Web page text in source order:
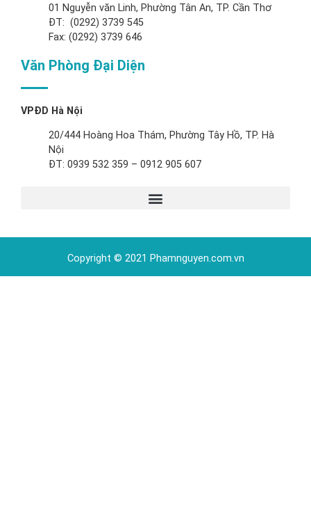
01 Nguyễn văn Linh, Phường Tân An, TP. Cần Thơ
ĐT: (0292) 3739 545
Fax: (0292) 3739 646
Văn Phòng Đại Diện
VPĐD Hà Nội
20/444 Hoàng Hoa Thám, Phường Tây Hồ, TP. Hà
Nội
ĐT: 0939 532 359 – 0912 905 607
Copyright © 2021 Phamnguyen.com.vn